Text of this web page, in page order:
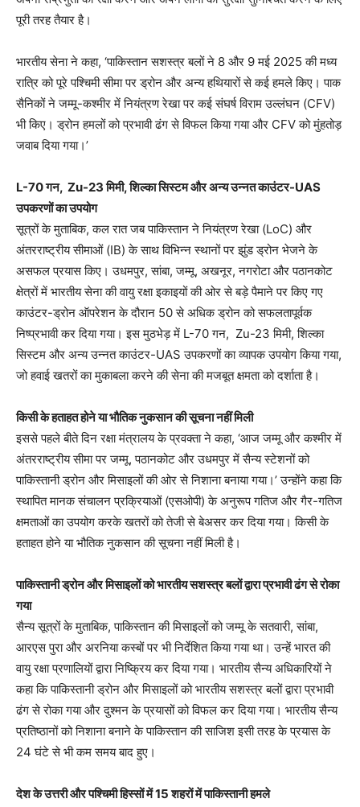
पूरी तरह तैयार है।
भारतीय सेना ने कहा, ‘पाकिस्तान सशस्त्र बलों ने 8 और 9 मई 2025 की मध्य
रात्रि को पूरे पश्चिमी सीमा पर ड्रोन और अन्य हथियारों से कई हमले किए। पाक
सैनिकों ने जम्मू-कश्मीर में नियंत्रण रेखा पर कई संघर्ष विराम उल्लंघन (CFV)
भी किए। ड्रोन हमलों को प्रभावी ढंग से विफल किया गया और CFV को मुंहतोड़
जवाब दिया गया।’
L-70 गन, Zu-23 मिमी, शिल्का सिस्टम और अन्य उन्नत काउंटर-UAS
उपकरणों का उपयोग
सूत्रों के मुताबिक, कल रात जब पाकिस्तान ने नियंत्रण रेखा (LoC) और
अंतरराष्ट्रीय सीमाओं (IB) के साथ विभिन्न स्थानों पर झुंड ड्रोन भेजने के
असफल प्रयास किए। उधमपुर, सांबा, जम्मू, अखनूर, नगरोटा और पठानकोट
क्षेत्रों में भारतीय सेना की वायु रक्षा इकाइयों की ओर से बड़े पैमाने पर किए गए
काउंटर-ड्रोन ऑपरेशन के दौरान 50 से अधिक ड्रोन को सफलतापूर्वक
निष्प्रभावी कर दिया गया। इस मुठभेड़ में L-70 गन, Zu-23 मिमी, शिल्का
सिस्टम और अन्य उन्नत काउंटर-UAS उपकरणों का व्यापक उपयोग किया गया,
जो हवाई खतरों का मुकाबला करने की सेना की मजबूत क्षमता को दर्शाता है।
किसी के हताहत होने या भौतिक नुकसान की सूचना नहीं मिली
इससे पहले बीते दिन रक्षा मंत्रालय के प्रवक्ता ने कहा, ‘आज जम्मू और कश्मीर में
अंतरराष्ट्रीय सीमा पर जम्मू, पठानकोट और उधमपुर में सैन्य स्टेशनों को
पाकिस्तानी ड्रोन और मिसाइलों की ओर से निशाना बनाया गया।’ उन्होंने कहा कि
स्थापित मानक संचालन प्रक्रियाओं (एसओपी) के अनुरूप गतिज और गैर-गतिज
क्षमताओं का उपयोग करके खतरों को तेजी से बेअसर कर दिया गया। किसी के
हताहत होने या भौतिक नुकसान की सूचना नहीं मिली है।
पाकिस्तानी ड्रोन और मिसाइलों को भारतीय सशस्त्र बलों द्वारा प्रभावी ढंग से रोका
गया
सैन्य सूत्रों के मुताबिक, पाकिस्तान की मिसाइलों को जम्मू के सतवारी, सांबा,
आरएस पुरा और अरनिया कस्बों पर भी निर्देशित किया गया था। उन्हें भारत की
वायु रक्षा प्रणालियों द्वारा निष्क्रिय कर दिया गया। भारतीय सैन्य अधिकारियों ने
कहा कि पाकिस्तानी ड्रोन और मिसाइलों को भारतीय सशस्त्र बलों द्वारा प्रभावी
ढंग से रोका गया और दुश्मन के प्रयासों को विफल कर दिया गया। भारतीय सैन्य
प्रतिष्ठानों को निशाना बनाने के पाकिस्तान की साजिश इसी तरह के प्रयास के
24 घंटे से भी कम समय बाद हुए।
देश के उत्तरी और पश्चिमी हिस्सों में 15 शहरों में पाकिस्तानी हमले